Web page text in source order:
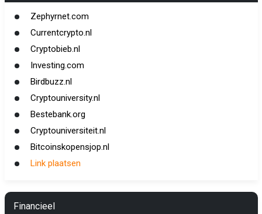
Zephyrnet.com
Currentcrypto.nl
Cryptobieb.nl
Investing.com
Birdbuzz.nl
Cryptouniversity.nl
Bestebank.org
Cryptouniversiteit.nl
Bitcoinskopensjop.nl
Link plaatsen
Financieel